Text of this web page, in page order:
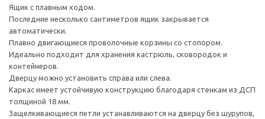
Ящик с плавным ходом.
Последние несколько сантиметров ящик закрывается
автоматически.
Плавно двигающиеся проволочные корзины со стопором.
Идеально подходит для хранения кастрюль, сковородок и
контейнеров.
Дверцу можно установить справа или слева.
Каркас имеет устойчивую конструкцию благодаря стенкам из ДСП
толщиной 18 мм.
Защелкивающиеся петли устанавливаются на дверцу без шурупов,